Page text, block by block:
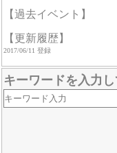
【過去イベント】
【更新履歴】
2017/06/11 登録
キーワードを入力